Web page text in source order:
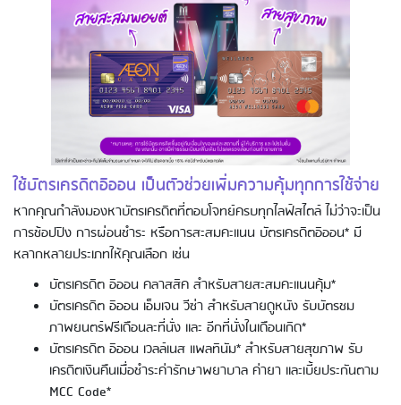
ใช้บัตรเครดิตอิออน เป็นตัวช่วยเพิ่มความคุ้มทุกการใช้จ่าย
หากคุณกำลังมองหาบัตรเครดิตที่ตอบโจทย์ครบทุกไลฟ์สไตล์ ไม่ว่าจะเป็น
การช้อปปิง การผ่อนชำระ หรือการสะสมคะแนน บัตรเครดิตอิออน* มี
หลากหลายประเภทให้คุณเลือก เช่น
บัตรเครดิต อิออน คลาสสิค สำหรับสายสะสมคะแนนคุ้ม*
บัตรเครดิต อิออน เอ็มเจน วีซ่า สำหรับสายดูหนัง รับบัตรชม
ภาพยนตร์ฟรีเดือนละที่นั่ง และ อีกที่นั่งในเดือนเกิด*
บัตรเครดิต อิออน เวลล์เนส แพลทินัม* สำหรับสายสุขภาพ รับ
เครดิตเงินคืนเมื่อชำระค่ารักษาพยาบาล ค่ายา และเบี้ยประกันตาม
MCC Code*